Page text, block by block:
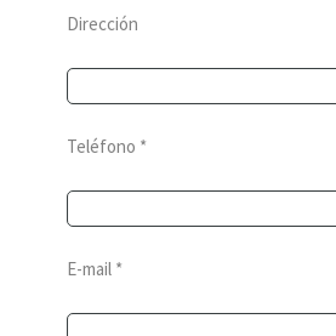
Dirección
Teléfono *
E-mail *